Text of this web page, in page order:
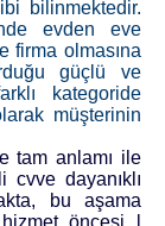
bilinmektedir.
evden eve
firma olmasına
güçlü ve
kategoride
müşterinin
tam anlamı ile
dayanıklı
bu aşama